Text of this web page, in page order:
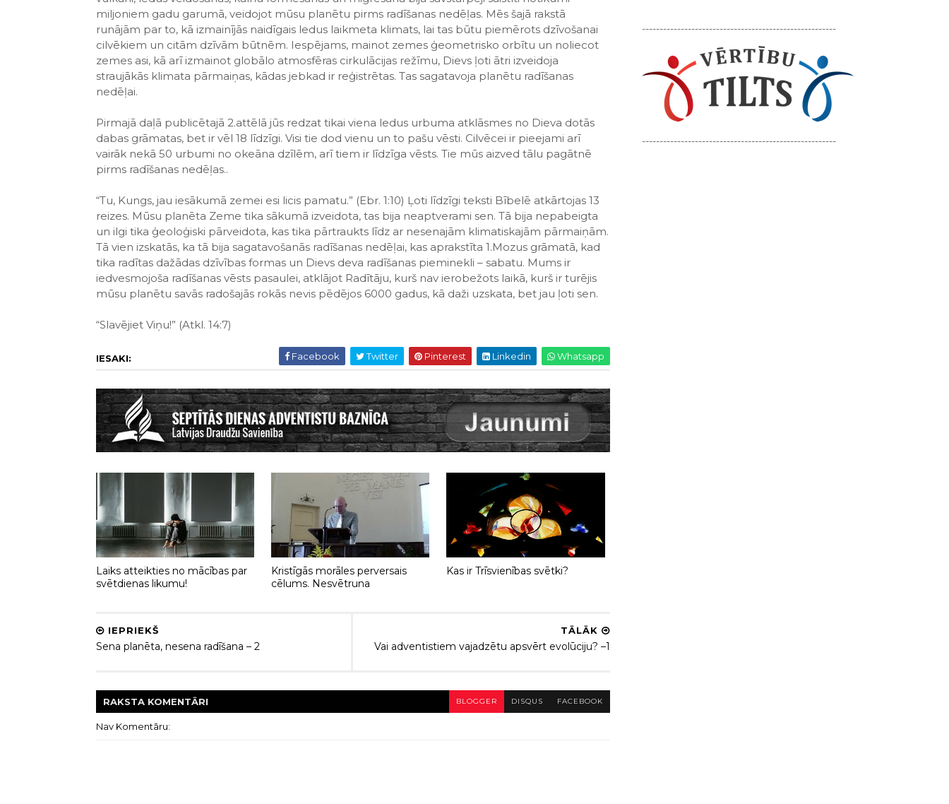
miljoniem gadu garumā, veidojot mūsu planētu pirms radīšanas nedēļas. Mēs šajā rakstā
runājām par to, kā izmainījās naidīgais ledus laikmeta klimats, lai tas būtu piemērots dzīvošanai
cilvēkiem un citām dzīvām būtnēm. Iespējams, mainot zemes ģeometrisko orbītu un noliecot
zemes asi, kā arī izmainot globālo atmosfēras cirkulācijas režīmu, Dievs ļoti ātri izveidoja
straujākās klimata pārmaiņas, kādas jebkad ir reģistrētas. Tas sagatavoja planētu radīšanas
nedēļai.
Pirmajā daļā publicētajā 2.attēlā jūs redzat tikai viena ledus urbuma atklāsmes no Dieva dotās
dabas grāmatas, bet ir vēl 18 līdzīgi. Visi tie dod vienu un to pašu vēsti. Cilvēcei ir pieejami arī
vairāk nekā 50 urbumi no okeāna dzīlēm, arī tiem ir līdzīga vēsts. Tie mūs aizved tālu pagātnē
pirms radīšanas nedēļas..
“Tu, Kungs, jau iesākumā zemei esi licis pamatu.” (Ebr. 1:10) Ļoti līdzīgi teksti Bībelē atkārtojas 13
reizes. Mūsu planēta Zeme tika sākumā izveidota, tas bija neaptverami sen. Tā bija nepabeigta
un ilgi tika ģeoloģiski pārveidota, kas tika pārtraukts līdz ar nesenajām klimatiskajām pārmaiņām.
Tā vien izskatās, ka tā bija sagatavošanās radīšanas nedēļai, kas aprakstīta 1.Mozus grāmatā, kad
tika radītas dažādas dzīvības formas un Dievs deva radīšanas pieminekli – sabatu. Mums ir
iedvesmojoša radīšanas vēsts pasaulei, atklājot Radītāju, kurš nav ierobežots laikā, kurš ir turējis
mūsu planētu savās radošajās rokās nevis pēdējos 6000 gadus, kā daži uzskata, bet jau ļoti sen.
“Slavējiet Viņu!” (Atkl. 14:7)
IESAKI: Facebook Twitter Pinterest Linkedin Whatsapp
Laiks atteikties no mācības par
svētdienas likumu!
Kristīgās morāles perversais
cēlums. Nesvētruna
Kas ir Trīsvienības svētki?
TĀLĀK
Vai adventistiem vajadzētu apsvērt evolūciju? –1
IEPRIEKŠ
Sena planēta, nesena radīšana – 2
RAKSTA KOMENTĀRI BLOGGER DISQUS FACEBOOK
Nav Komentāru:
-------------------------------------------------------
-------------------------------------------------------